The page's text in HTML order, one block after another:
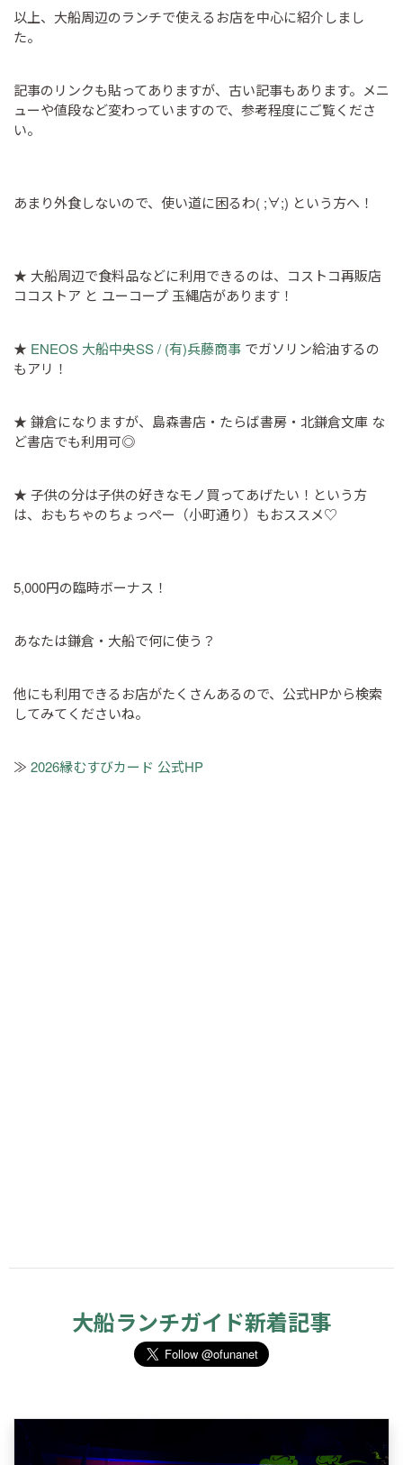
以上、大船周辺のランチで使えるお店を中心に紹介しまし
た。
記事のリンクも貼ってありますが、古い記事もあります。メニ
ューや値段など変わっていますので、参考程度にご覧くださ
い。
あまり外食しないので、使い道に困るわ( ;∀;) という方へ！
★ 大船周辺で食料品などに利用できるのは、コストコ再販店
ココストア と ユーコープ 玉縄店があります！
★ ENEOS 大船中央SS / (有)兵藤商事 でガソリン給油するの
もアリ！
★ 鎌倉になりますが、島森書店・たらば書房・北鎌倉文庫 な
ど書店でも利用可◎
★ 子供の分は子供の好きなモノ買ってあげたい！という方
は、おもちゃのちょっぺー（小町通り）もおススメ♡
5,000円の臨時ボーナス！
あなたは鎌倉・大船で何に使う？
他にも利用できるお店がたくさんあるので、公式HPから検索
してみてくださいね。
≫ 2026縁むすびカード 公式HP
大船ランチガイド新着記事